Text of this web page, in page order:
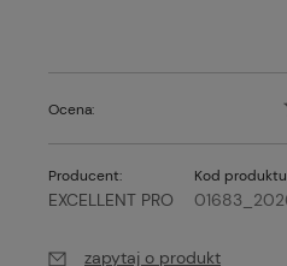
Ocena:
Producent:
EXCELLENT PRO
Kod
zapytaj o produkt